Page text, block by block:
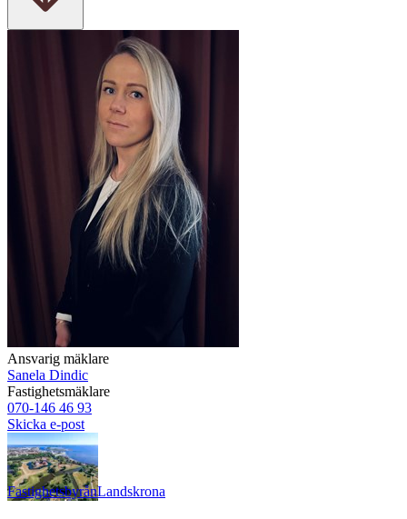
Ansvarig mäklare
Sanela Dindic
Fastighetsmäklare
070-146 46 93
Skicka e-post
FastighetsbyrånLandskrona